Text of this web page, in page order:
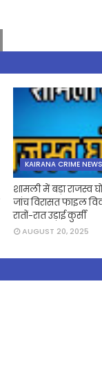
KAIRANA CRIME NEWS
शामली में बड़ा राजस्व
जांच विरासत फाइल
रातों-रात उड़ाई कुर्सी
AUGUST 20, 2025